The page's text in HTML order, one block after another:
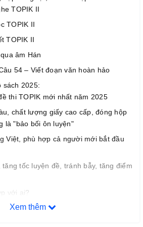
TOPIK II
TOPIK II
TOPIK II
âm Hán
54 – Viết đoạn văn hoàn hảo
sách 2025:
thi TOPIK mới nhất năm 2025
chất lượng giấy cao cấp, đóng hộp
là "bảo bối ôn luyện"
Việt, phù hợp cả người mới bắt đầu
tốc luyện đề, tránh bẫy, tăng điểm
với ai?
ôn thi TOPIK II (cấp 3–6)
Xem thêm